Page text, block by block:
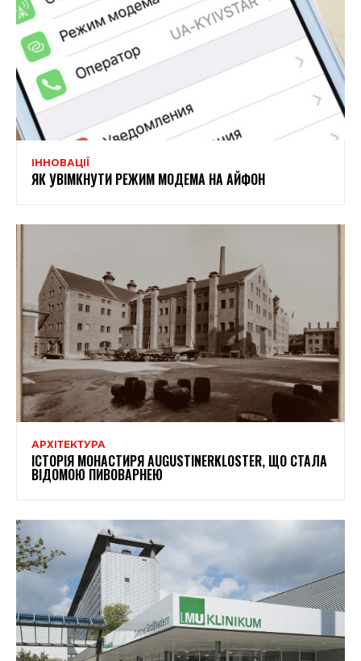
ІННОВАЦІЇ
ЯК УВІМКНУТИ РЕЖИМ МОДЕМА НА АЙФОН
АРХІТЕКТУРА
ІСТОРІЯ МОНАСТИРЯ AUGUSTINERKLOSTER, ЩО СТАЛА
ВІДОМОЮ ПИВОВАРНЕЮ